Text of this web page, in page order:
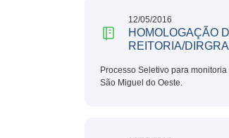
12/05/2016
HOMOLOGAÇÃO
REITORIA/
Processo Seletivo para
São Miguel do Oeste.